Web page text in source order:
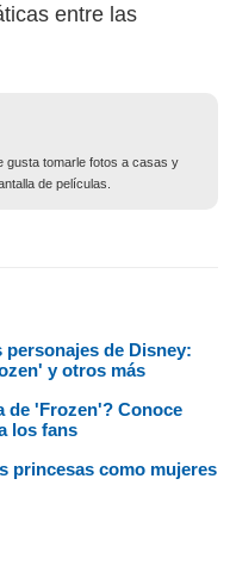
entre las
gusta tomarle fotos a casas y
de películas.
de Disney:
y otros más
de 'Frozen'? Conoce
los fans
princesas como mujeres